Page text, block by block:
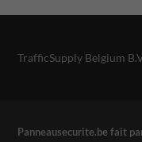
TrafficSupply Belgium
Panneausecurite.be fait